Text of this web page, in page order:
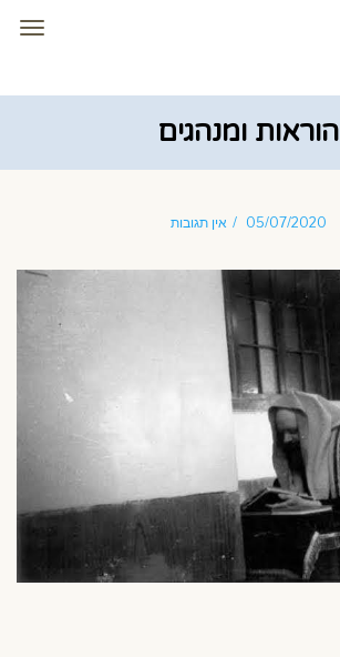
הוראות ומנהגים
05/07/2020 אין תגובות